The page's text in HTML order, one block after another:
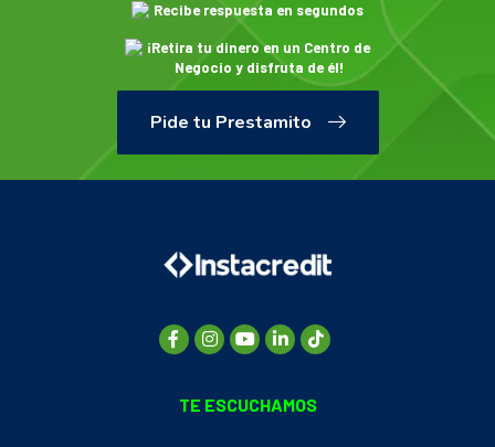
Recibe respuesta en segundos
¡Retira tu dinero en un Centro de
Negocio y disfruta de él!
Pide tu Prestamito
TE ESCUCHAMOS